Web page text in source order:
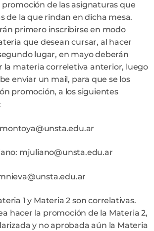
de las asignaturas que
de la que rindan en dicha mesa.
primero inscribirse en modo
que desean cursar, al hacer
lugar, en mayo deberán
la materia correletiva anterior, luego
enviar un mail, para que se los
promoción, a los siguientes
mjuliano@unsta.edu.ar
1 y Materia 2 son correlativas.
hacer la promoción de la Materia 2,
y no aprobada aún la Materia